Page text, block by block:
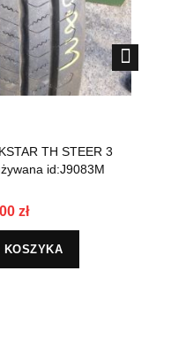
TH STEER 3
id:J9083M
zł
KOSZYKA